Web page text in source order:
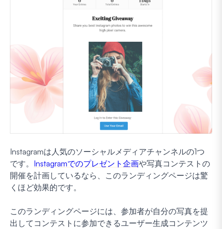
Instagramは人気のソーシャルメディアチャンネルの1つ
です。 Instagramでのプレゼント企画や写真コンテストの
開催を計画しているなら、このランディングページは驚
くほど効果的です。
このランディングページには、参加者が自分の写真を提
出してコンテストに参加できるユーザー生成コンテンツ